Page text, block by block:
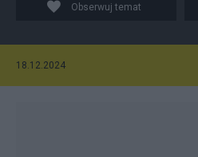
Obserwuj temat
18.12.2024